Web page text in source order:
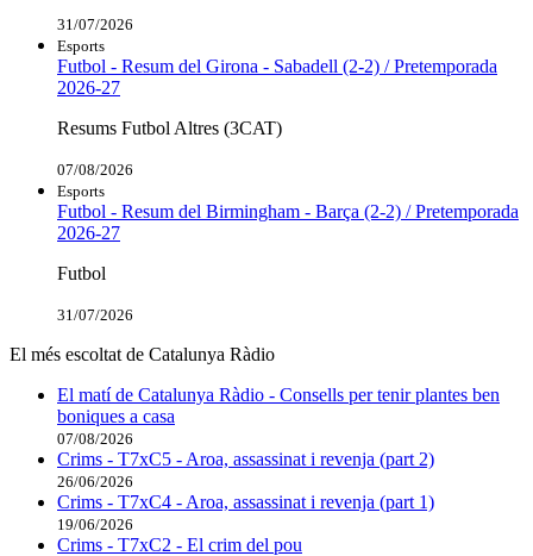
31/07/2026
Esports
Futbol - Resum del Girona - Sabadell (2-2) / Pretemporada
2026-27
Resums Futbol Altres (3CAT)
07/08/2026
Esports
Futbol - Resum del Birmingham - Barça (2-2) / Pretemporada
2026-27
Futbol
31/07/2026
El més escoltat de Catalunya Ràdio
El matí de Catalunya Ràdio - Consells per tenir plantes ben
boniques a casa
07/08/2026
Crims - T7xC5 - Aroa, assassinat i revenja (part 2)
26/06/2026
Crims - T7xC4 - Aroa, assassinat i revenja (part 1)
19/06/2026
Crims - T7xC2 - El crim del pou